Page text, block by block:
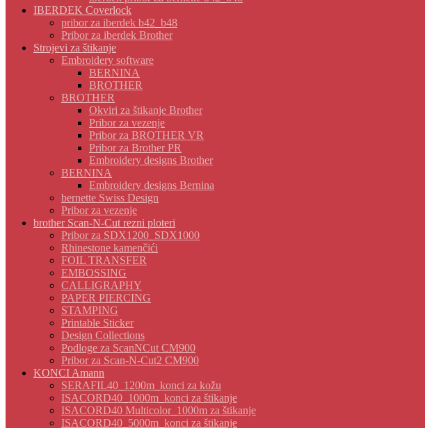
IBERDEK Coverlock
pribor za iberdek b42_b48
Pribor za iberdek Brother
Strojevi za štikanje
Embroidery software
BERNINA
BROTHER
BROTHER
Okviri za štikanje Brother
Pribor za vezenje
Pribor za BROTHER VR
Pribor za Brother PR
Embroidery designs Brother
BERNINA
Embroidery designs Bernina
bernette Swiss Design
Pribor za vezenje
brother Scan-N-Cut rezni ploteri
Pribor za SDX1200_SDX1000
Rhinestone kamenčići
FOIL TRANSFER
EMBOSSING
CALLIGRAPHY
PAPER PIERCING
STAMPING
Printable Sticker
Design Collections
Podloge za ScanNCut CM900
Pribor za Scan-N-Cut2 CM900
KONCI Amann
SERAFIL40_1200m_konci za kožu
ISACORD40_1000m_konci za štikanje
ISACORD40 Multicolor_1000m za štikanje
ISACORD40_5000m_konci za štikanje